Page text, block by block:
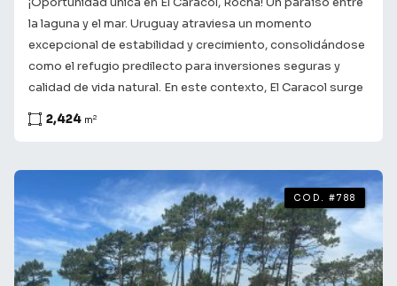
la laguna y el mar. Uruguay atraviesa un momento
excepcional de estabilidad y crecimiento, consolidándose
como el refugio predilecto para inversiones seguras y
calidad de vida natural. En este contexto, El Caracol surge
Terreno Superficie: 2.424 m² (Dimensiones generosas para
tranquilidad absoluta y aire puro. Ubicación: A pasos de la
Laguna Rocha y el Océano Atlántico. Consulta con
nuestros asesores para obtener más información y
coordinar una visita. Te acompañamos en el camino a
encontrar lo que buscas! ¡Tu futuro comienza aquí!
2,424 m2
COD. #788